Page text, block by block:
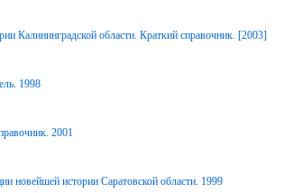
Калининградской области. Краткий справочник. [2003]
1998
2001
новейшей истории Саратовской области. 1999